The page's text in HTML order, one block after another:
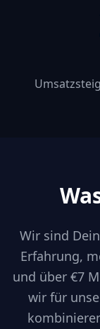
Wir sind
Erfahrung,
und über €7
wir für